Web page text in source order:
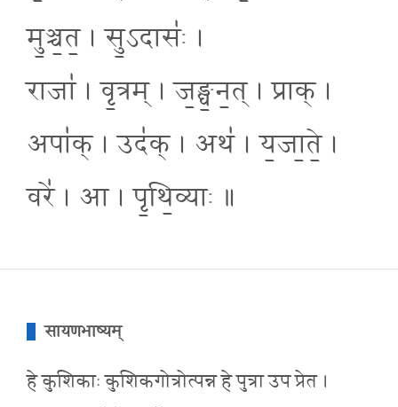
मु॒ञ्च॒त॒ । सु॒ऽदासः॑ ।
राजा॑ । वृ॒त्रम् । ज॒ङ्घ॒न॒त् । प्राक् ।
अपा॑क् । उद॑क् । अथ॑ । य॒जा॒ते॒ ।
वरे॑ । आ । पृ॒थि॒व्याः ॥
सायणभाष्यम्
हे कुशिकाः कुशिकगोत्रोत्पन्न हे पुत्रा उप प्रेत ।